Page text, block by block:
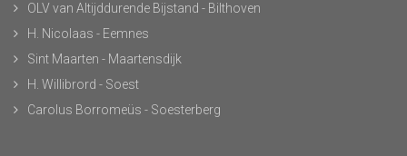
OLV van Altijddurende Bijstand - Bilthoven
H. Nicolaas - Eemnes
Sint Maarten - Maartensdijk
H. Willibrord - Soest
Carolus Borromeüs - Soesterberg